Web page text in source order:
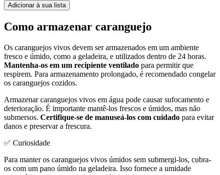
Adicionar à sua lista
Como armazenar caranguejo
Os caranguejos vivos devem ser armazenados em um ambiente
fresco e úmido, como a geladeira, e utilizados dentro de 24 horas.
Mantenha-os em um recipiente ventilado para permitir que
respirem. Para armazenamento prolongado, é recomendado congelar
os caranguejos cozidos.
Armazenar caranguejos vivos em água pode causar sufocamento e
deterioração. É importante mantê-los frescos e úmidos, mas não
submersos. Certifique-se de manuseá-los com cuidado para evitar
danos e preservar a frescura.
✅ Curiosidade
Para manter os caranguejos vivos úmidos sem submergi-los, cubra-
os com um pano úmido na geladeira. Isso fornece a umidade